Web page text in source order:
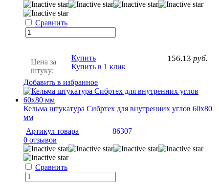
Сравнить
Цена за
штуку:
156.13 руб.
Купить
Купить в 1 клик
Добавить в избранное
Кельма штукатура Сибртех для внутренних углов 60х80
мм
Артикул товара
86307
0 отзывов
Сравнить